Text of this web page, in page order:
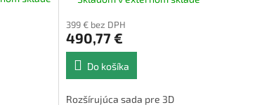
399 € bez DPH
490,77 €
Do košíka
Rozšírujúca sada pre 3D